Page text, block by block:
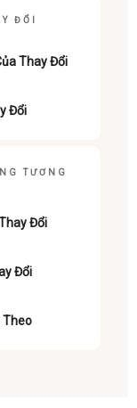
ĐỔI
Thay Đổi
Đổi
TƯƠNG
Đổi
Đổi
Theo